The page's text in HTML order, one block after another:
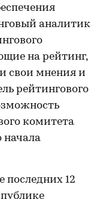
аналитик
на рейтинг,
свои мнения и
рейтингового
комитета
начала
последних 12